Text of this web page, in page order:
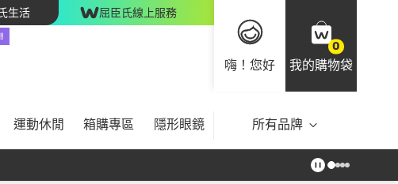
生活 屈臣氏線上服務
嗨！您好
0
我的購物袋
運動休閒 箱購專區 隱形眼鏡 所有品牌